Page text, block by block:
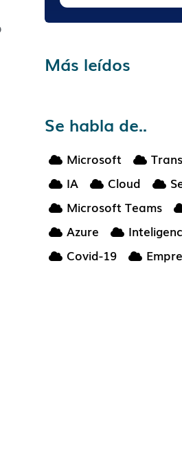
Más leídos
Se habla de..
Microsoft
IA
Cloud
Microsoft Teams
Azure
Covid-19